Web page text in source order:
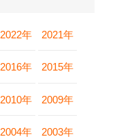
2022年 2021年
2016年 2015年
2010年 2009年
2004年 2003年